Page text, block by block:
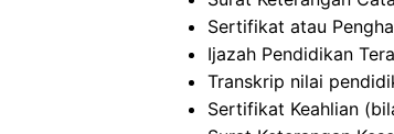
Sertifikat atau
Ijazah Pendidikan
Transkrip nilai
Sertifikat Keahlian